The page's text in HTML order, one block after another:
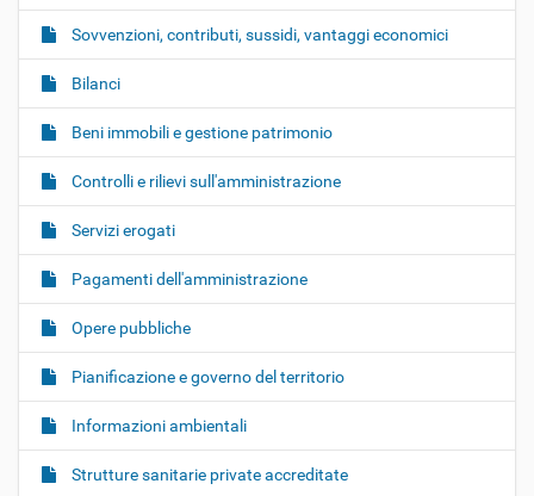
Sovvenzioni, contributi, sussidi, vantaggi economici
Bilanci
Beni immobili e gestione patrimonio
Controlli e rilievi sull'amministrazione
Servizi erogati
Pagamenti dell'amministrazione
Opere pubbliche
Pianificazione e governo del territorio
Informazioni ambientali
Strutture sanitarie private accreditate